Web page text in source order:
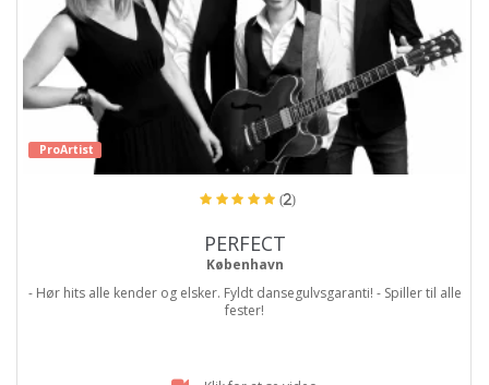
ProArtist
(2)
PERFECT
København
- Hør hits alle kender og elsker. Fyldt dansegulvsgaranti! - Spiller til alle
fester!